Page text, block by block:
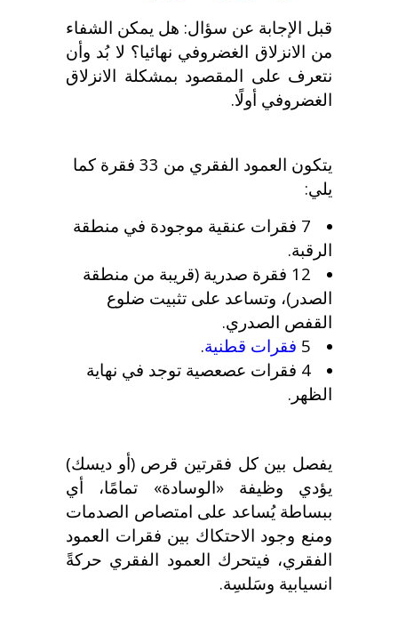
قبل الإجابة عن سؤال: هل يمكن الشفاء
من الانزلاق الغضروفي نهائيا؟ لا بُد وأن
نتعرف على المقصود بمشكلة الانزلاق
الغضروفي أولًا.
يتكون العمود الفقري من 33 فقرة كما
يلي:
7 فقرات عنقية موجودة في منطقة
الرقبة.
12 فقرة صدرية (قريبة من منطقة
الصدر)، وتساعد على تثبيت ضلوع
القفص الصدري.
5 فقرات قطنية.
4 فقرات عصعصية توجد في نهاية
الظهر.
يفصل بين كل فقرتين قرص (أو ديسك)
يؤدي وظيفة«الوسادة» تمامًا، أي
ببساطة يُساعد على امتصاص الصدمات
ومنع وجود الاحتكاك بين فقرات العمود
الفقري، فيتحرك العمود الفقري حركةً
انسيابية وسَلسِة.